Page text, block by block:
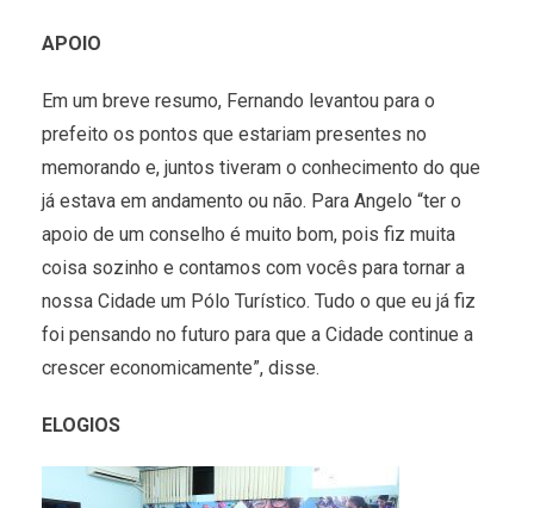
APOIO
Em um breve resumo, Fernando levantou para o
prefeito os pontos que estariam presentes no
memorando e, juntos tiveram o conhecimento do que
já estava em andamento ou não. Para Angelo “ter o
apoio de um conselho é muito bom, pois fiz muita
coisa sozinho e contamos com vocês para tornar a
nossa Cidade um Pólo Turístico. Tudo o que eu já fiz
foi pensando no futuro para que a Cidade continue a
crescer economicamente”, disse.
ELOGIOS